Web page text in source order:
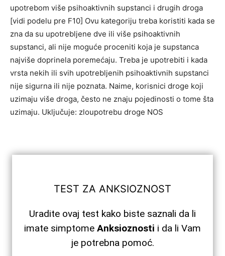
upotrebom više psihoaktivnih supstanci i drugih droga
[vidi podelu pre F10] Ovu kategoriju treba koristiti kada se
zna da su upotrebljene dve ili više psihoaktivnih
supstanci, ali nije moguće proceniti koja je supstanca
najviše doprinela poremećaju. Treba je upotrebiti i kada
vrsta nekih ili svih upotrebljenih psihoaktivnih supstanci
nije sigurna ili nije poznata. Naime, korisnici droge koji
uzimaju više droga, često ne znaju pojedinosti o tome šta
uzimaju. Uključuje: zloupotrebu droge NOS
TEST ZA ANKSIOZNOST
Uradite ovaj test kako biste saznali da li
imate simptome Anksioznosti i da li Vam
je potrebna pomoć.